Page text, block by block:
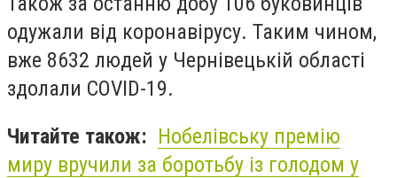
одужали від коронавірусу. Таким чином,
вже 8632 людей у Чернівецькій області
здолали COVID-19.
Читайте також: Нобелівську премію
миру вручили за боротьбу із голодом у